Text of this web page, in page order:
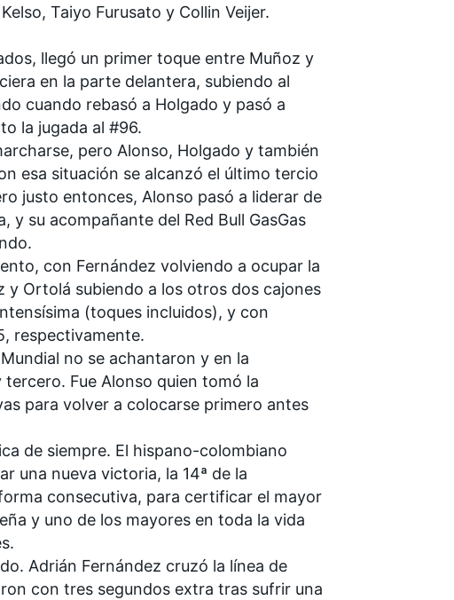
, Taiyo Furusato y Collin Veijer.
llegó un primer toque entre Muñoz y
en la parte delantera, subiendo al
cuando rebasó a Holgado y pasó a
la jugada al #96.
pero Alonso, Holgado y también
esa situación se alcanzó el último tercio
justo entonces, Alonso pasó a liderar de
y su acompañante del Red Bull GasGas
con Fernández volviendo a ocupar la
y Ortolá subiendo a los otros dos cajones
(toques incluidos), y con
respectivamente.
no se achantaron y en la
Fue Alonso quien tomó la
para volver a colocarse primero antes
de siempre. El hispano-colombiano
una nueva victoria, la 14ª de la
consecutiva, para certificar el mayor
y uno de los mayores en toda la vida
Adrián Fernández cruzó la línea de
con tres segundos extra tras sufrir una